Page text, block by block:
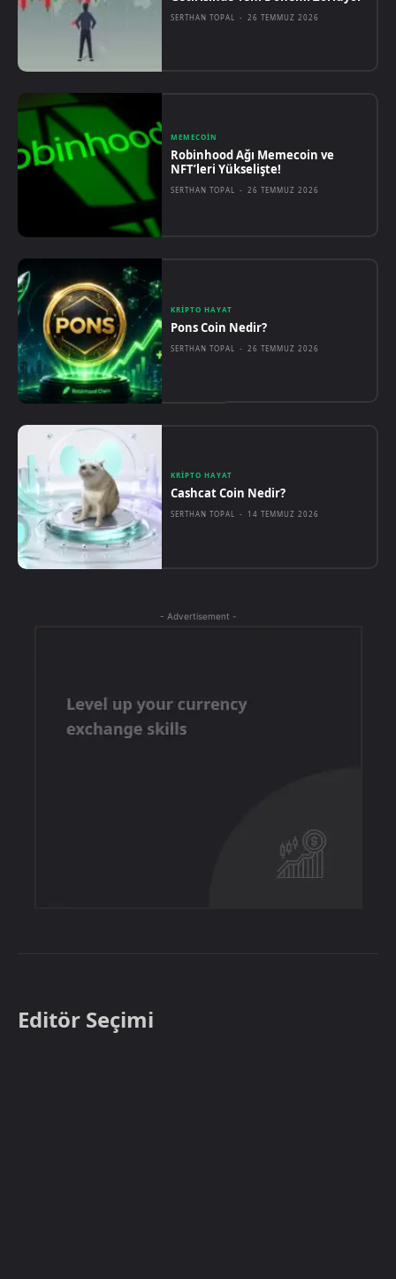
SERTHAN TOPAL - 26 TEMMUZ 2026
MEMECOIN
Robinhood Ağı Memecoin ve
NFT’leri Yükselişte!
SERTHAN TOPAL - 26 TEMMUZ 2026
KRIPTO HAYAT
Pons Coin Nedir?
SERTHAN TOPAL - 26 TEMMUZ 2026
KRIPTO HAYAT
Cashcat Coin Nedir?
SERTHAN TOPAL - 14 TEMMUZ 2026
- Advertisement -
Editör Seçimi